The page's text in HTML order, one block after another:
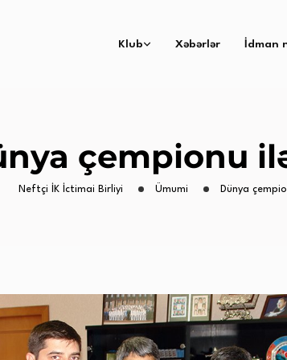
Klub Xəbərlər İdman
çempionu
Neftçi İK İctimai Birliyi Ümumi Dünya